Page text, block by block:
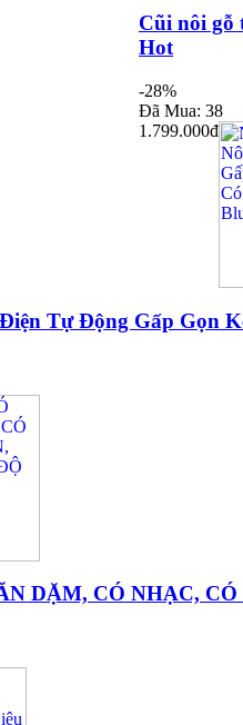
Cũi nôi gỗ
Hot
-28%
Đã Mua: 38
1.799.000đ
Tự Động Gấp Gọn
DẶM, CÓ NHẠC,